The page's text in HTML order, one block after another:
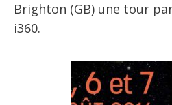
Brighton (GB) une tour
i360.